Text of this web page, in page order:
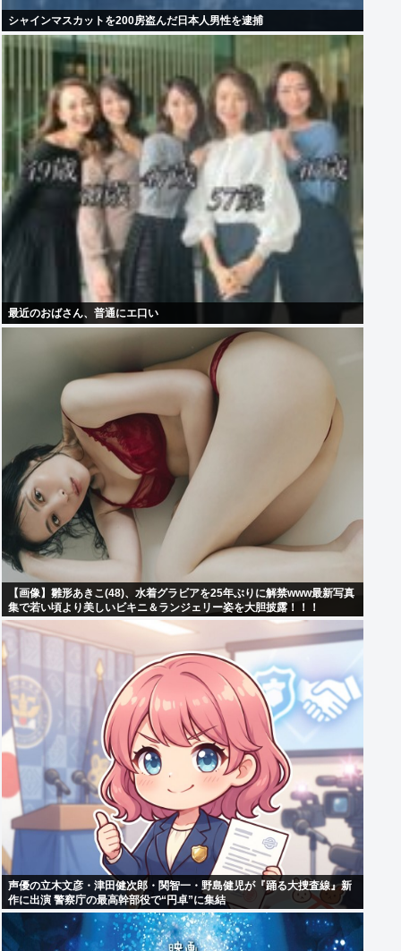
シャインマスカットを200房盗んだ日本人男性を逮捕
最近のおばさん、普通にエ口い
【画像】雛形あきこ(48)、水着グラビアを25年ぶりに解禁www最新写真
集で若い頃より美しいビキニ＆ランジェリー姿を大胆披露！！！
声優の立木文彦・津田健次郎・関智一・野島健児が『踊る大捜査線』新
作に出演 警察庁の最高幹部役で“円卓”に集結